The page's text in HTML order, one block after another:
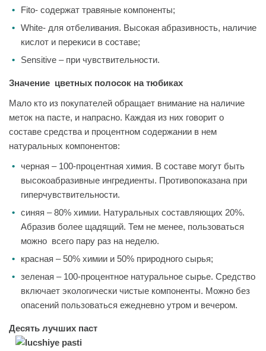
Fito- содержат травяные компоненты;
White- для отбеливания. Высокая абразивность, наличие
кислот и перекиси в составе;
Sensitive – при чувствительности.
Значение цветных полосок на тюбиках
Мало кто из покупателей обращает внимание на наличие
меток на пасте, и напрасно. Каждая из них говорит о
составе средства и процентном содержании в нем
натуральных компонентов:
черная – 100-процентная химия. В составе могут быть
высокоабразивные ингредиенты. Противопоказана при
гиперчувствительности.
синяя – 80% химии. Натуральных составляющих 20%.
Абразив более щадящий. Тем не менее, пользоваться
можно всего пару раз на неделю.
красная – 50% химии и 50% природного сырья;
зеленая – 100-процентное натуральное сырье. Средство
включает экологически чистые компоненты. Можно без
опасений пользоваться ежедневно утром и вечером.
Десять лучших паст